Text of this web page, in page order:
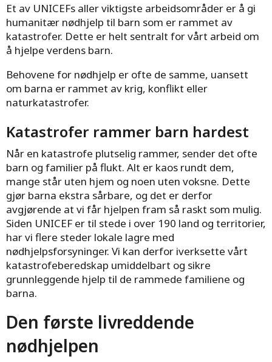
Et av UNICEFs aller viktigste arbeidsområder er å gi
humanitær nødhjelp til barn som er rammet av
katastrofer. Dette er helt sentralt for vårt arbeid om
å hjelpe verdens barn.
Behovene for nødhjelp er ofte de samme, uansett
om barna er rammet av krig, konflikt eller
naturkatastrofer.
Katastrofer rammer barn hardest
Når en katastrofe plutselig rammer, sender det ofte
barn og familier på flukt. Alt er kaos rundt dem,
mange står uten hjem og noen uten voksne. Dette
gjør barna ekstra sårbare, og det er derfor
avgjørende at vi får hjelpen fram så raskt som mulig.
Siden UNICEF er til stede i over 190 land og territorier,
har vi flere steder lokale lagre med
nødhjelpsforsyninger. Vi kan derfor iverksette vårt
katastrofeberedskap umiddelbart og sikre
grunnleggende hjelp til de rammede familiene og
barna.
Den første livreddende
nødhjelpen